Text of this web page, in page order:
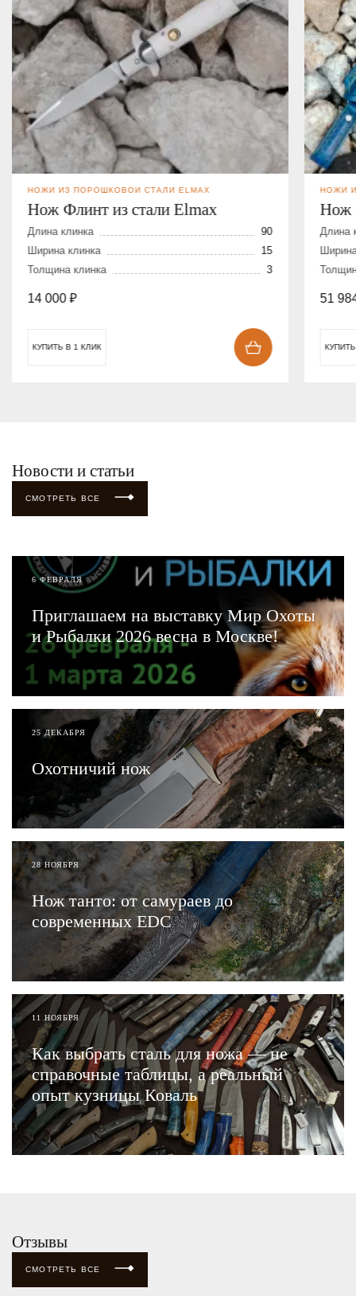
НОЖИ ИЗ ПОРОШКОВОЙ СТАЛИ ELMAX
Нож Флинт из стали Elmax
Длина клинка
90
Ширина клинка
15
Толщина клинка
3
14 000 ₽
КУПИТЬ В 1 КЛИК
НОЖИ
Нож
Длина
51
Новости и статьи
СМОТРЕТЬ ВСЕ
6 ФЕВРАЛЯ
Приглашаем на выставку Мир Охоты
и Рыбалки 2026 весна в Москве!
ЧИТАТЬ
25 ДЕКАБРЯ
Охотничий нож
ЧИТАТЬ
28 НОЯБРЯ
Нож танто: от самураев до
современных EDC
ЧИТАТЬ
11 НОЯБРЯ
Как выбрать сталь для ножа — не
справочные таблицы, а реальный
опыт кузницы Коваль
ЧИТАТЬ
Отзывы
СМОТРЕТЬ ВСЕ